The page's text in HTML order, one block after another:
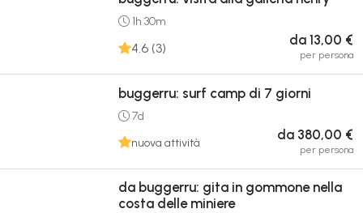
1h 30m
4.6 (3) da 13,00 €
per persona
buggerru: surf camp di 7 giorni
7d
nuova attività
da 380,00 €
per persona
da buggerru: gita in gommone nella
costa delle miniere